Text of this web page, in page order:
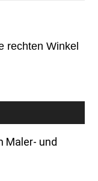
rechten Winkel